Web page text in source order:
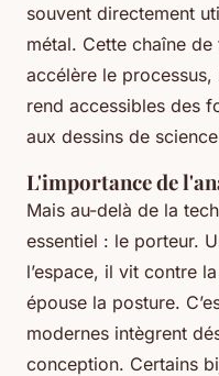
souvent directement
métal. Cette chaîne
accélère le
rend accessibles des
aux dessins de
L'importance de
Mais au-delà de la
essentiel : le porteur.
l’espace, il vit contre
épouse la posture.
modernes intègrent
conception. Certains